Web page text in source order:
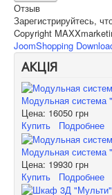
Отзыв
Зарегистрируйтесь,
Copyright
JoomShopping
АКЦІЯ
Модульная система
Цена: 16050 грн
Купить
Подробнее
Модульная система
Цена: 19930 грн
Купить
Подробнее